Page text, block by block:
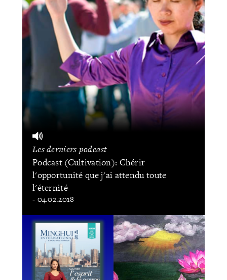
Les derniers podcast
Podcast (Cultivation): Chérir
l'opportunité que j'ai attendu toute
l'éternité
- 04.02.2018